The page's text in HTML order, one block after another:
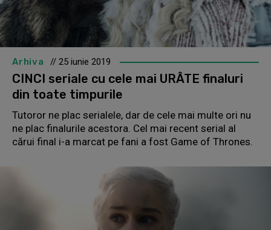
Arhiva // 25 iunie 2019
CINCI seriale cu cele mai URÂTE finaluri
din toate timpurile
Tutoror ne plac serialele, dar de cele mai multe ori nu
ne plac finalurile acestora. Cel mai recent serial al
cărui final i-a marcat pe fani a fost Game of Thrones.